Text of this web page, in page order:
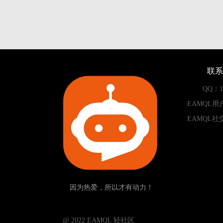
因为热爱，所以才有动力！
联
QQ：
EAMQL用
EAMQL社
­­­­­ @ 2022 EAMQL 轻社区